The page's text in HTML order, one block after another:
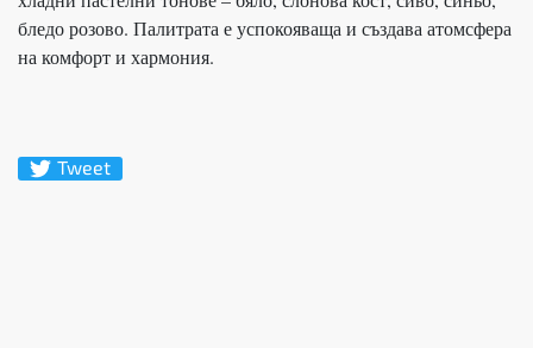
бледо розово. Палитрата е успокояваща и създава атомсфера
на комфорт и хармония.
Tweet